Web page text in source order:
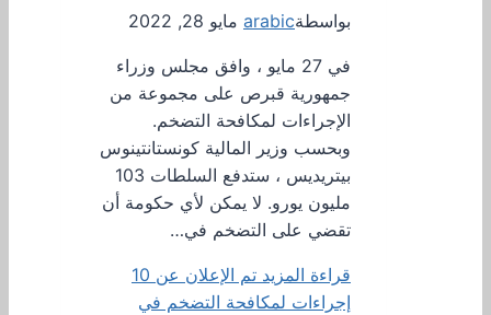
بواسطةarabic مايو 28, 2022
في 27 مايو ، وافق مجلس وزراء
جمهورية قبرص على مجموعة من
الإجراءات لمكافحة التضخم.
وبحسب وزير المالية كونستانتينوس
بيتريديس ، ستدفع السلطات 103
مليون يورو. لا يمكن لأي حكومة أن
تقضي على التضخم في…
قراءة المزيد
تم الإعلان عن 10
إجراءات لمكافحة التضخم في